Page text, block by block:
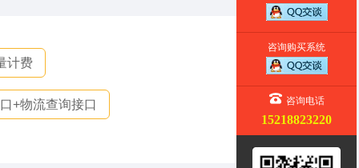
计费
+物流查询接口
咨询购买系统
咨询电话
15218823220